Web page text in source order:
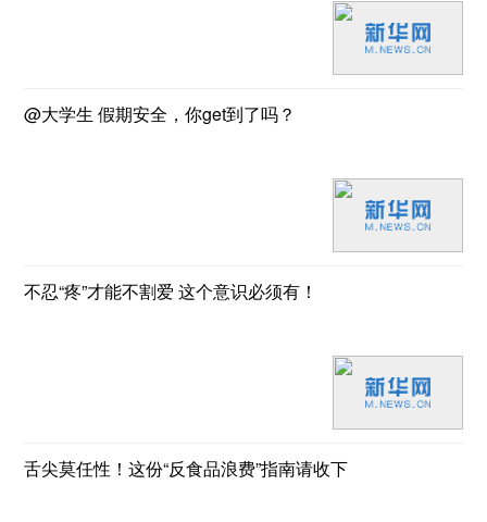
@大学生 假期安全，你get到了吗？
不忍“疼”才能不割爱 这个意识必须有！
舌尖莫任性！这份“反食品浪费”指南请收下